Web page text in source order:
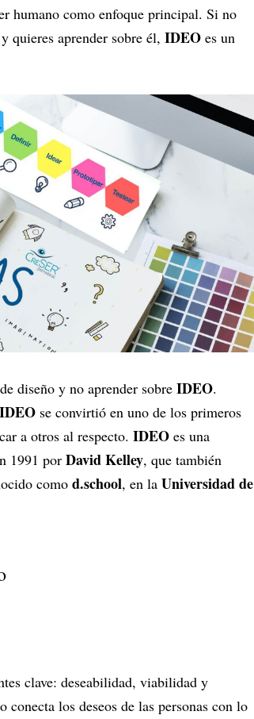
humano como enfoque principal. Si no
quieres aprender sobre él, IDEO es un
diseño y no aprender sobre IDEO.
IDEO se convirtió en uno de los primeros
a otros al respecto. IDEO es una
1991 por David Kelley, que también
como d.school, en la Universidad de
clave: deseabilidad, viabilidad y
los deseos de las personas con lo